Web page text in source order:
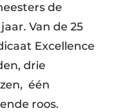
de
Van de 25
Excellence
drie
één
roos.